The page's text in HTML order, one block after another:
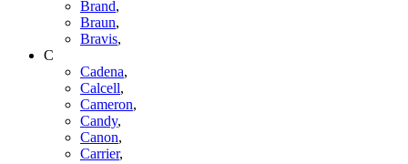
Brand,
Braun,
Bravis,
C
Cadena,
Calcell,
Cameron,
Candy,
Canon,
Carrier,